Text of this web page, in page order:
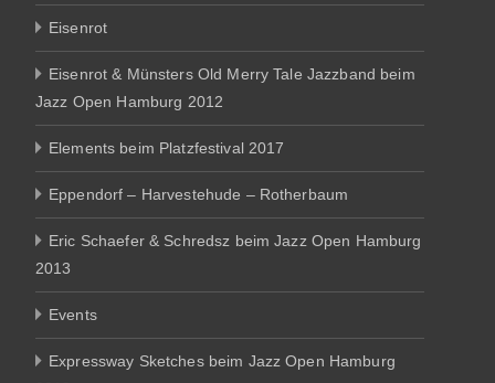
Eisenrot
Eisenrot & Münsters Old Merry Tale Jazzband beim
Jazz Open Hamburg 2012
Elements beim Platzfestival 2017
Eppendorf – Harvestehude – Rotherbaum
Eric Schaefer & Schredsz beim Jazz Open Hamburg
2013
Events
Expressway Sketches beim Jazz Open Hamburg